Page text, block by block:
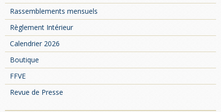
Rassemblements mensuels
Règlement Intérieur
Calendrier 2026
Boutique
FFVE
Revue de Presse